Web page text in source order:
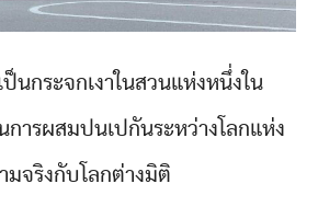
ป็นกระจกเงาในสวนแห่งหนึ่งใน
ารผสมปนเปกันระหว่างโลกแห่ง
มจริงกับโลกต่างมิติ